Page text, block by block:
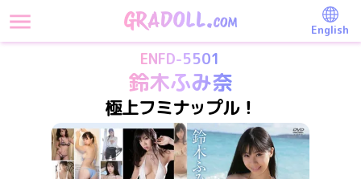
English
ENFD-5501
鈴木ふみ奈
極上フミナップル！